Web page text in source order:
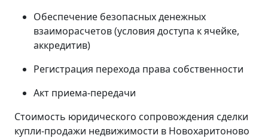
Обеспечение безопасных денежных
взаиморасчетов (условия доступа к ячейке,
аккредитив)
Регистрация перехода права собственности
Акт приема-передачи
Стоимость юридического сопровождения сделки
купли-продажи недвижимости в Новохаритоново